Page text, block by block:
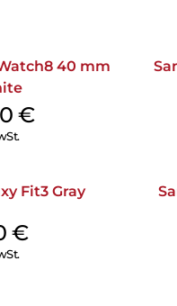
40 mm
€
Fit3 Gray
€